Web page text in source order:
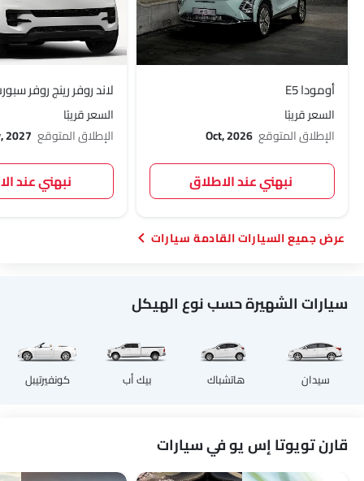
أومودا E5
السعر قريبًا
الإطلاق المتوقع Oct, 2026
نبهني عند الاطلاق
لاند روفر رينج روفر سبورت
السعر قريبًا
الإطلاق المتوقع 2027
نبهني عند
السيارات القادمة سيارات
سيارات الشهيرة حسب نوع الهيكل
سيدان هاتشباك بيك أب كونفيرتيبل
قارن تويوتا إس يو في سيارات